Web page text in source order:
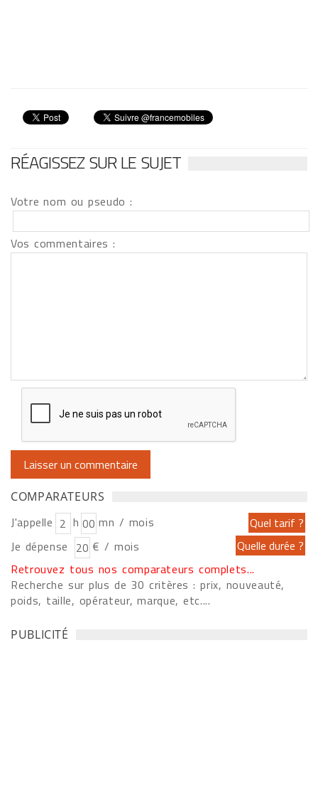
RÉAGISSEZ SUR LE SUJET
Votre nom ou pseudo :
Vos commentaires :
COMPARATEURS
J'appelle h
mn / mois
Je dépense
€ / mois
Retrouvez tous nos comparateurs complets...
Recherche sur plus de 30 critères : prix, nouveauté,
poids, taille, opérateur, marque, etc....
PUBLICITÉ